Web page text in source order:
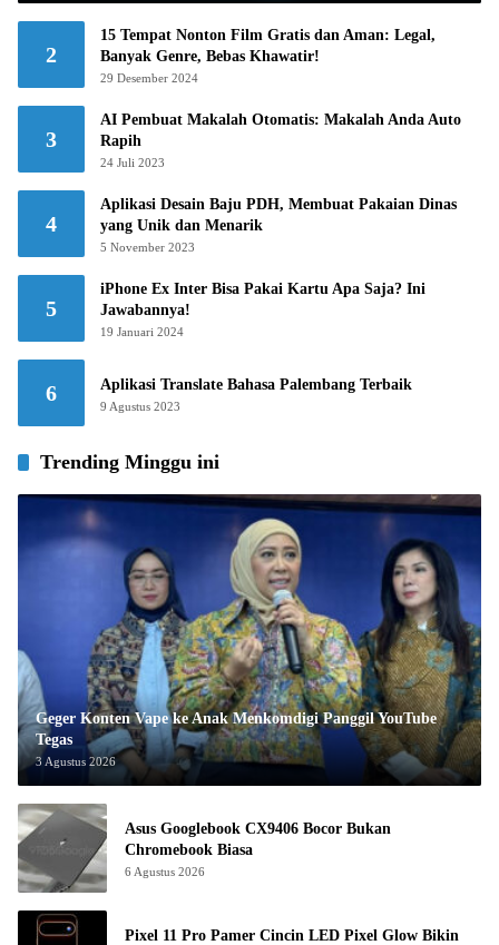
2
15 Tempat Nonton Film Gratis dan Aman: Legal,
Banyak Genre, Bebas Khawatir!
29 Desember 2024
3
AI Pembuat Makalah Otomatis: Makalah Anda Auto
Rapih
24 Juli 2023
4
Aplikasi Desain Baju PDH, Membuat Pakaian Dinas
yang Unik dan Menarik
5 November 2023
5
iPhone Ex Inter Bisa Pakai Kartu Apa Saja? Ini
Jawabannya!
19 Januari 2024
6 Aplikasi Translate Bahasa Palembang Terbaik
9 Agustus 2023
Trending Minggu ini
Geger Konten Vape ke Anak Menkomdigi Panggil YouTube
Tegas
3 Agustus 2026
Asus Googlebook CX9406 Bocor Bukan
Chromebook Biasa
6 Agustus 2026
Pixel 11 Pro Pamer Cincin LED Pixel Glow Bikin